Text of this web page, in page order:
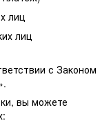
лиц
лиц
с Законом
вы можете